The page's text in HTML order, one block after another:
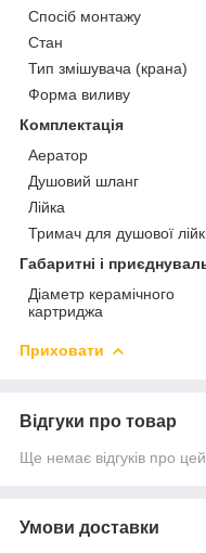
Спосіб монтажу
Стан
Тип змішувача (крана)
Форма виливу
Комплектація
Аератор
Душовий шланг
Лійка
Тримач для душової
Габаритні і
Діаметр керамічного
картриджа
Приховати
Відгуки про товар
Ще немає відгуків про
Умови доставки